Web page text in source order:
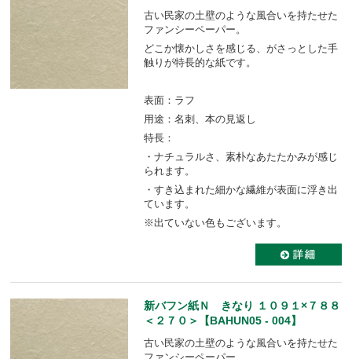
古い民家の土壁のような風合いを持たせた
ファンシーペーパー。
どこか懐かしさを感じる、がさっとした手
触りが特長的な紙です。
表面：ラフ
用途：名刺、本の見返し
特長：
・ナチュラルさ、素朴なあたたかみが感じ
られます。
・すき込まれた細かな繊維が表面に浮き出
ています。
※出ていない色もございます。
新バフン紙Ｎ きなり １０９１×７８８
＜２７０＞【BAHUN05 - 004】
古い民家の土壁のような風合いを持たせた